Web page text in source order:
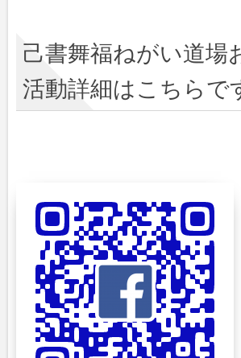
己書舞福ねがい道場
活動詳細はこちらで